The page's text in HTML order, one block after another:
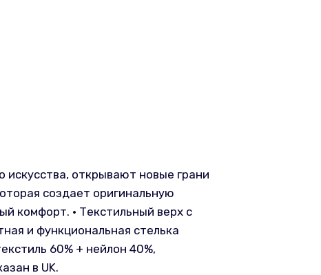
открывают новые грани
создает оригинальную
комфорт. • Текстильный верх с
и функциональная стелька
60% + нейлон 40%,
в UK.